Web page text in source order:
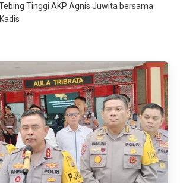
Tinggi AKP Agnis Juwita bersama